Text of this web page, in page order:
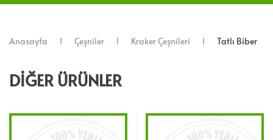
Anasayfa Çeşniler Kraker Çeşnileri Tatlı Biber
DIĞER ÜRÜNLER